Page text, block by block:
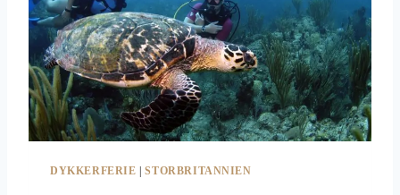
T
U
R
I
S
T
E
R
T
I
V
E
C
Y
K
E
F
DYKKERFERIE |STORBRITANNIEN